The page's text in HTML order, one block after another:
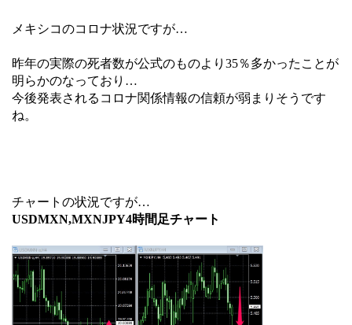
メキシコのコロナ状況ですが…
昨年の実際の死者数が公式のものより35％多かったことが
明らかのなっており…
今後発表されるコロナ関係情報の信頼が弱まりそうです
ね。
チャートの状況ですが…
USDMXN,MXNJPY4時間足チャート